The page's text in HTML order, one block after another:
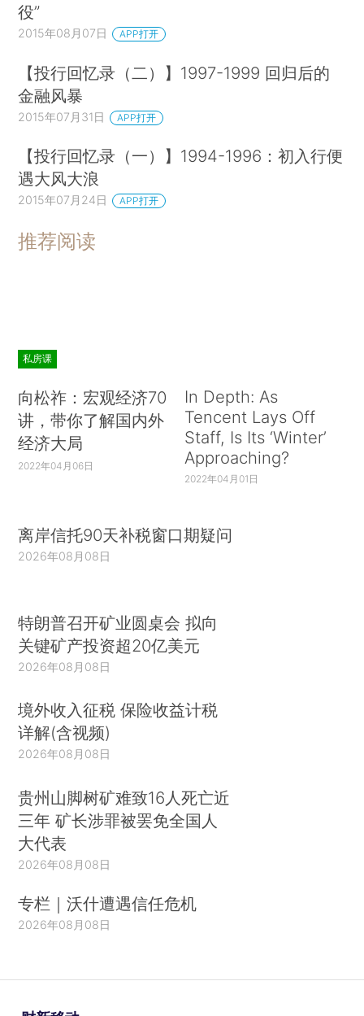
役”
2015年08月07日 APP打开
【投行回忆录（二）】1997-1999 回归后的
金融风暴
2015年07月31日 APP打开
【投行回忆录（一）】1994-1996：初入行便
遇大风大浪
2015年07月24日 APP打开
推荐阅读
私房课
向松祚：宏观经济70
讲，带你了解国内外
经济大局
2022年04月06日
In Depth: As
Tencent Lays Off
Staff, Is Its ‘Winter’
Approaching?
2022年04月01日
离岸信托90天补税窗口期疑问
2026年08月08日
特朗普召开矿业圆桌会 拟向
关键矿产投资超20亿美元
2026年08月08日
境外收入征税 保险收益计税
详解(含视频)
2026年08月08日
贵州山脚树矿难致16人死亡近
三年 矿长涉罪被罢免全国人
大代表
2026年08月08日
专栏｜沃什遭遇信任危机
2026年08月08日